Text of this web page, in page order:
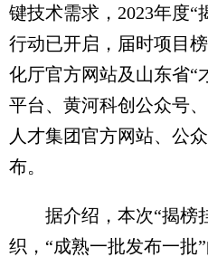
键技术需求，2023年度“
行动已开启，届时项目
化厅官方网站及山东省“
平台、黄河科创公众号
人才集团官方网站、公
布。
据介绍，本次“揭榜
织，“成熟一批发布一批